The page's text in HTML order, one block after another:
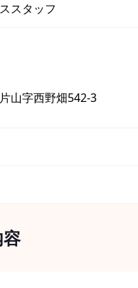
スタッフ
山字西野畑542-3